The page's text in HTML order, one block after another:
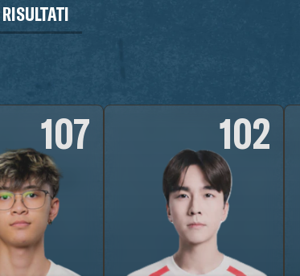
RISULTATI
107 102